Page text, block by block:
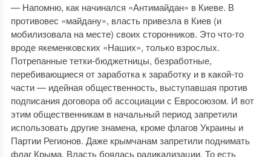
— Напомню, как начинался «Антимайдан» в Киеве. В
противовес «майдану», власть привезла в Киев (и
мобилизовала на месте) своих сторонников. Это что-то
вроде якеменковских «Наших», только взрослых.
Потрепанные тетки-бюджетницы, безработные,
перебивающиеся от заработка к заработку и в какой-то
части — идейная общественность, выступавшая против
подписания договора об ассоциации с Евросоюзом. И вот
этим общественникам в начальный период запретили
использовать другие знамена, кроме флагов Украины и
Партии Регионов. Даже крымчанам запретили поднимать
флаг Крыма. Власть боялась радикализации. То есть